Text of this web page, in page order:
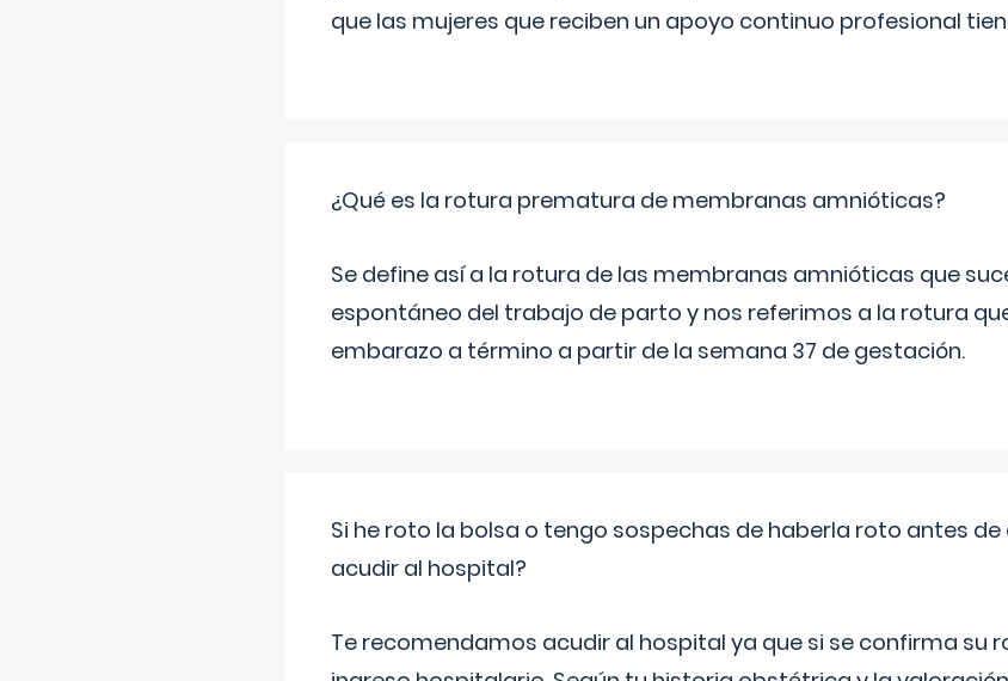
que las mujeres que reciben un apoyo continuo profesional
¿Qué es la rotura prematura de membranas amnióticas?
Se define así a la rotura de las membranas amnióticas que
espontáneo del trabajo de parto y nos referimos a la rotura
embarazo a término a partir de la semana 37 de gestación.
Si he roto la bolsa o tengo sospechas de haberla roto antes
acudir al hospital?
Te recomendamos acudir al hospital ya que si se confirma su